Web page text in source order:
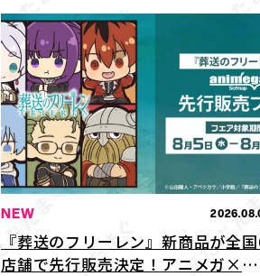
NEW
『葬送のフリーレン』新商品が全
店舗で先行販売決定！アニメガ×ソ